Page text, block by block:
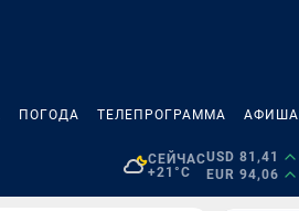
ПОГОДА ТЕЛЕПРОГРАММА АФИША
СЕЙЧАС
+21°C
USD 81,41
EUR 94,06